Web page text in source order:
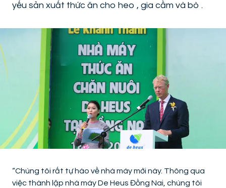
yếu sản xuất thức ăn cho heo , gia cầm và bò .
“Chúng tôi rất tự hào về nhà máy mới này. Thông qua
việc thành lập nhà máy De Heus Đồng Nai, chúng tôi